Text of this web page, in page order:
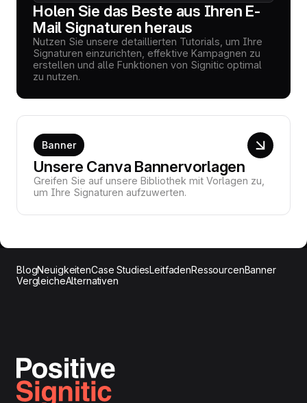
Holen Sie das Beste aus Ihren E-
Mail Signaturen heraus
Nutzen Sie unsere detaillierten Tutorials, um Ihre
Signaturen einzurichten, effektive Kampagnen zu
erstellen und alle Funktionen von Signitic optimal
zu nutzen.
Banner
Unsere Canva Bannervorlagen
Greifen Sie auf unsere Bibliothek mit Vorlagen zu,
um Ihre Signaturen aufzuwerten.
BlogNeuigkeitenCase StudiesLeitfadenRessourcenBanner
VergleicheAlternativen